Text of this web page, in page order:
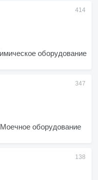
оборудование
Моечное оборудование